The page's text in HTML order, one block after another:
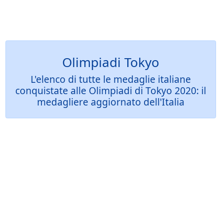
Olimpiadi Tokyo
L'elenco di tutte le medaglie italiane
conquistate alle Olimpiadi di Tokyo 2020: il
medagliere aggiornato dell'Italia